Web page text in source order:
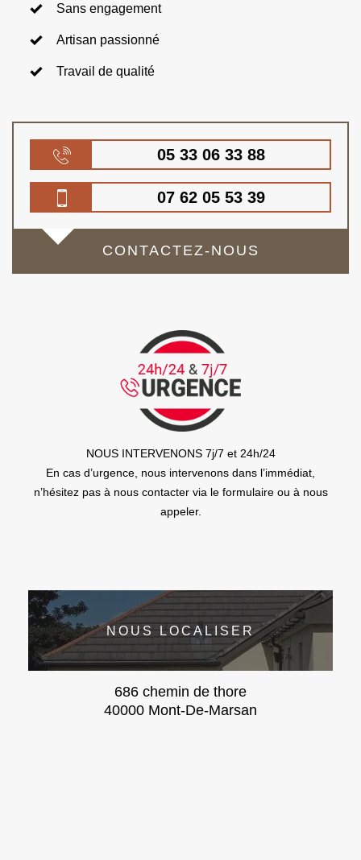
Sans engagement
Artisan passionné
Travail de qualité
05 33 06 33 88
07 62 05 53 39
CONTACTEZ-NOUS
NOUS INTERVENONS 7j/7 et 24h/24
En cas d’urgence, nous intervenons dans l’immédiat,
n’hésitez pas à nous contacter via le formulaire ou à nous
appeler.
NOUS LOCALISER
686 chemin de thore
40000 Mont-De-Marsan